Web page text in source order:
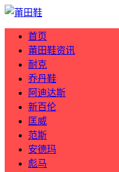
首页
莆田鞋资讯
耐克
乔丹鞋
阿迪达斯
新百伦
匡威
范斯
安德玛
彪马